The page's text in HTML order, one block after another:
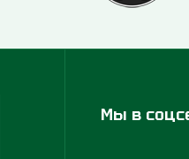
Мы в